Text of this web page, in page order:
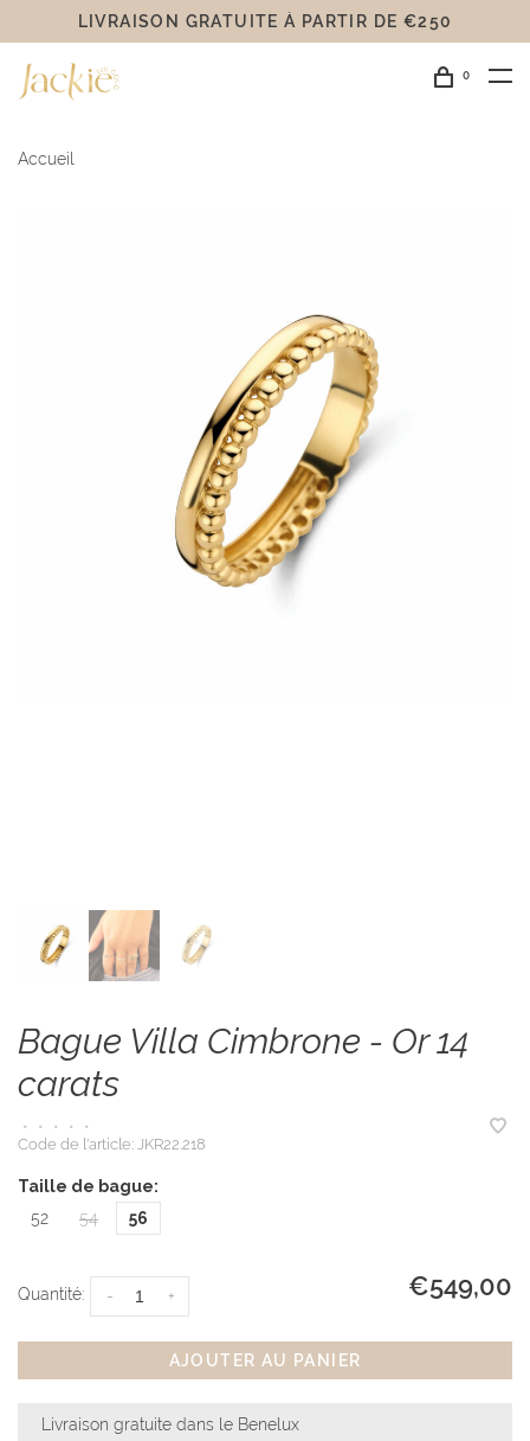
LIVRAISON GRATUITE Á PARTIR DE €250
0
Accueil
Bague Villa Cimbrone - Or 14
carats
• • • •
•
Code de l'article: JKR22.218
Taille de bague:
52
54 56
Quantité: +
- €549,00
AJOUTER AU PANIER
Livraison gratuite dans le Benelux